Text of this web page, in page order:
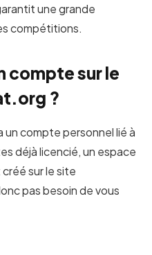
une grande
compétitions.
compte sur le
?
un compte personnel lié à
déjà licencié, un espace
sur le site
pas besoin de vous